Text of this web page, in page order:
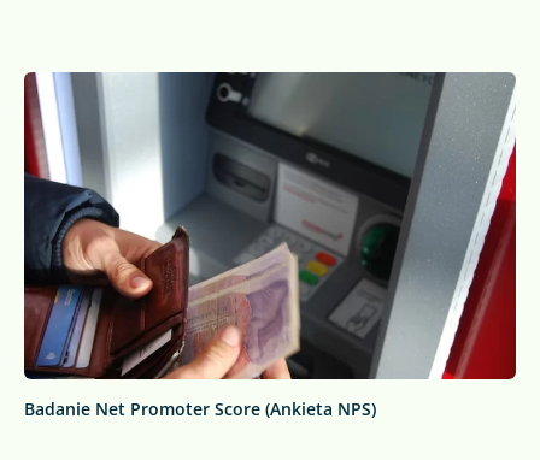
Badanie Net Promoter Score (Ankieta NPS)